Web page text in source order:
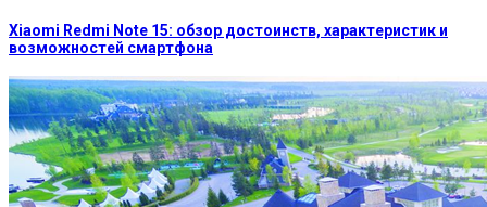
Xiaomi Redmi Note 15: обзор достоинств, характеристик и
возможностей смартфона